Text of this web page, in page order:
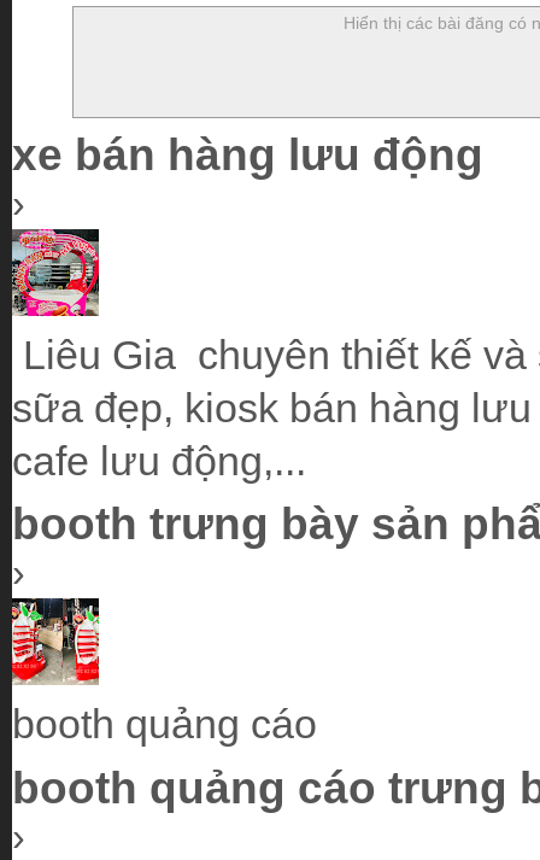
Hiển thị các bài đăng có
xe bán hàng lưu động
›
Liêu Gia chuyên thiết kế
sữa đẹp, kiosk bán hàng
cafe lưu động,...
booth trưng bày sản
›
booth quảng cáo
booth quảng cáo trưng
›